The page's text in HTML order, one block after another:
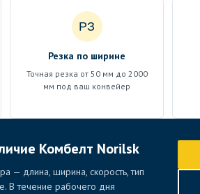
РЗ
Резка по ширине
Точная резка от 50 мм до 2000
мм под ваш конвейер
Комбелт Norilsk
— длина, ширина, скорость, тип
В течение рабочего дня